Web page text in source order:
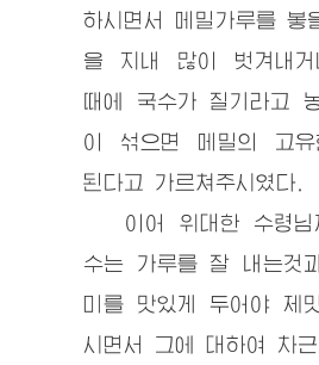
하시면서 메밀가루를 봏
을 지내 많이 벗겨내
때에 국수가 질기라고
이 섞으면 메밀의 고유
된다고 가르쳐주시였다.
이어 위대한 수령
수는 가루를 잘 내는것
미를 맛있게 두어야 제
시면서 그에 대하여 차